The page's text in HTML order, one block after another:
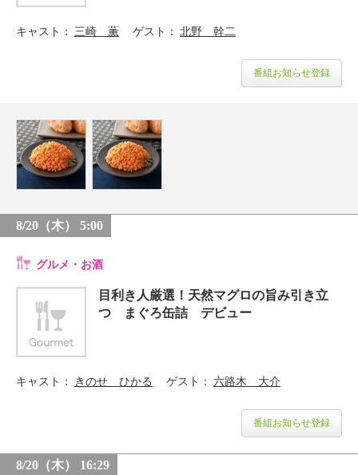
キャスト 三崎 薫 ゲスト 北野 幹二
番組お知らせ登録
8/20（木） 5:00
グルメ・お酒
目利き人厳選！天然マグロの旨み引き立
つ まぐろ缶詰 デビュー
キャスト きのせ ひかる ゲスト 六路木 大介
番組お知らせ登録
8/20（木） 16:29